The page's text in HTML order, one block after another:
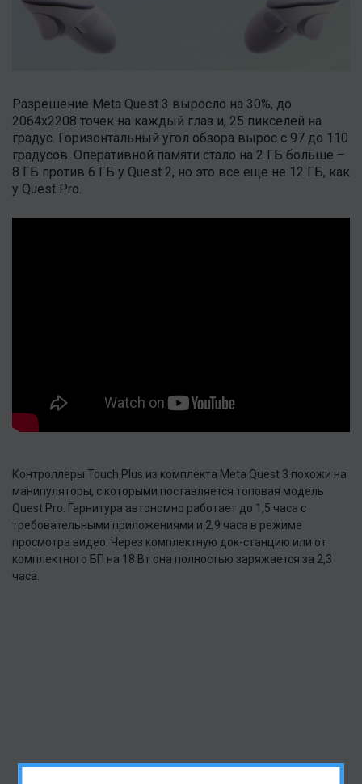
Разрешение Meta Quest 3 выросло на 30%, до
2064х2208 точек на каждый глаз и, 25 пикселей на
градус. Горизонтальный угол обзора вырос с 97 до 110
градусов. Оперативной памяти стало на 2 ГБ больше –
8 ГБ против 6 ГБ у Quest 2, но это все еще не 12 ГБ, как
у Quest Pro.
Контроллеры Touch Plus из комплекта Meta Quest 3 похожи на
манипуляторы, с которыми поставляется топовая модель
Quest Pro. Гарнитура автономно работает до 1,5 часа с
требовательными приложениями и 2,9 часа в режиме
просмотра видео. Через комплектную док-станцию или от
комплектного БП на 18 Вт она полностью заряжается за 2,3
часа.